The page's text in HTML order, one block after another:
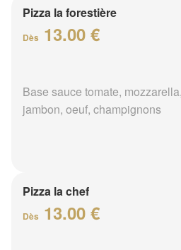
Pizza la forestière
Dès 13.00 €
Base sauce tomate,
jambon, oeuf, champignons
Pizza la chef
Dès 13.00 €